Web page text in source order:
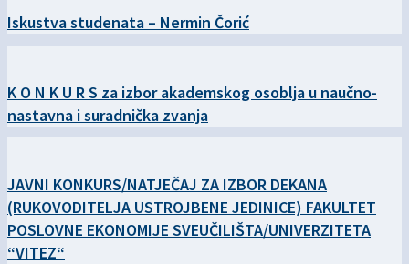
Iskustva studenata – Nermin Čorić
K O N K U R S za izbor akademskog osoblja u naučno-
nastavna i suradnička zvanja
JAVNI KONKURS/NATJEČAJ ZA IZBOR DEKANA
(RUKOVODITELJA USTROJBENE JEDINICE) FAKULTET
POSLOVNE EKONOMIJE SVEUČILIŠTA/UNIVERZITETA
“VITEZ“